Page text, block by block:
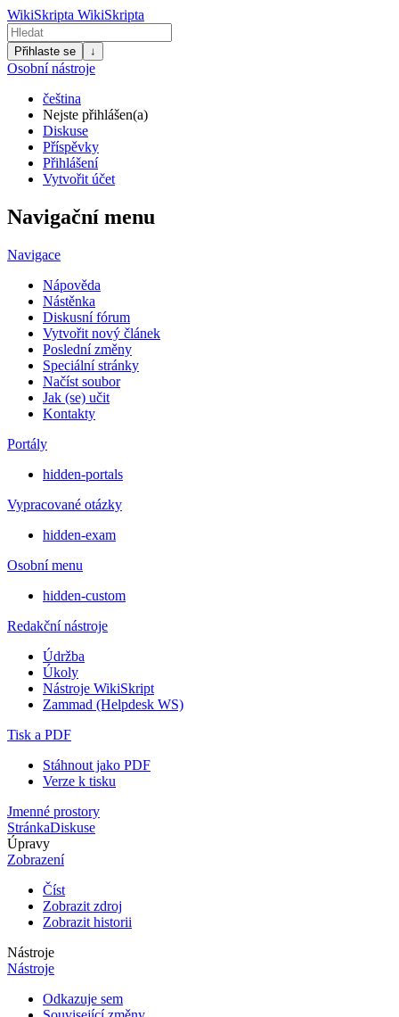
WikiSkripta WikiSkripta
Přihlaste se ↓
Osobní nástroje
čeština
Nejste přihlášen(a)
Diskuse
Příspěvky
Přihlášení
Vytvořit účet
Navigační menu
Navigace
Nápověda
Nástěnka
Diskusní fórum
Vytvořit nový článek
Poslední změny
Speciální stránky
Načíst soubor
Jak (se) učit
Kontakty
Portály
hidden-portals
Vypracované otázky
hidden-exam
Osobní menu
hidden-custom
Redakční nástroje
Údržba
Úkoly
Nástroje WikiSkript
Zammad (Helpdesk WS)
Tisk a PDF
Stáhnout jako PDF
Verze k tisku
Jmenné prostory
StránkaDiskuse
Úpravy
Zobrazení
Číst
Zobrazit zdroj
Zobrazit historii
Nástroje
Nástroje
Odkazuje sem